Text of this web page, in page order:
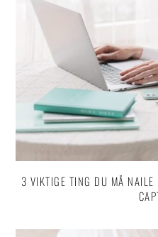
3 VIKTIGE TING DU MÅ NAILE